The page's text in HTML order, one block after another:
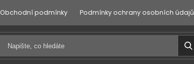
Obchodní podmínky Podmínky ochrany osobních údajů